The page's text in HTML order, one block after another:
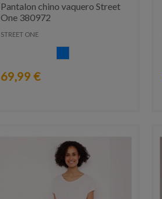
Pantalon chino vaquero Street
One 380972
STREET ONE
69,99 €